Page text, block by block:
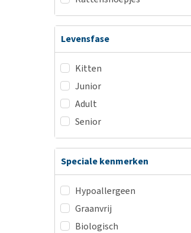
Levensfase
Kitten
Junior
Adult
Senior
Speciale kenmerken
Hypoallergeen
Graanvrij
Biologisch